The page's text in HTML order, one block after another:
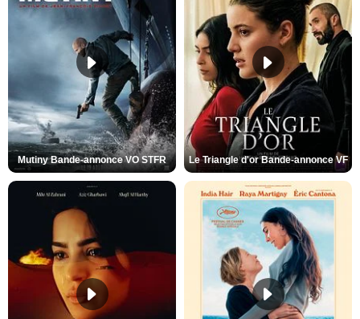
Mutiny Bande-annonce VO STFR Le Triangle d'or Bande-annonce VF